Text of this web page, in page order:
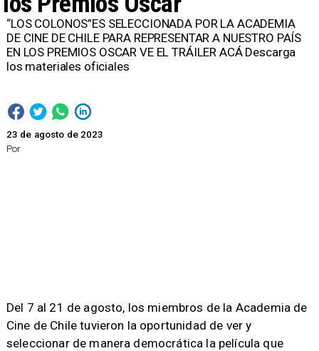
Por
23 de agosto de 2023
“LOS COLONOS”ES SELECCIONADA POR LA ACADEMIA
DE CINE DE CHILE PARA REPRESENTAR A NUESTRO PAÍS
EN LOS PREMIOS OSCAR VE EL TRÁILER ACÁ Descarga
los materiales oficiales
Del 7 al 21 de agosto, los miembros de la Academia de
Cine de Chile tuvieron la oportunidad de ver y
seleccionar de manera democrática la película que